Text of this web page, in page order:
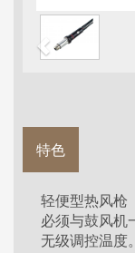
特色
轻便型热风枪
必须与鼓风机
无级调控温度